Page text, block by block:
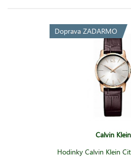
Doprava ZADARMO
Calvin Klein
Hodinky Calvin Klein